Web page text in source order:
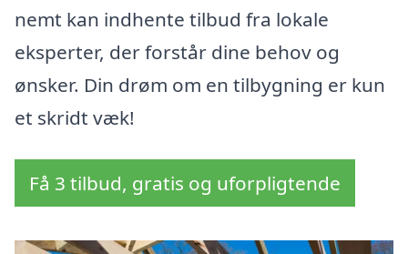
nemt kan indhente tilbud fra lokale
eksperter, der forstår dine behov og
ønsker. Din drøm om en tilbygning er kun
et skridt væk!
Få 3 tilbud, gratis og uforpligtende